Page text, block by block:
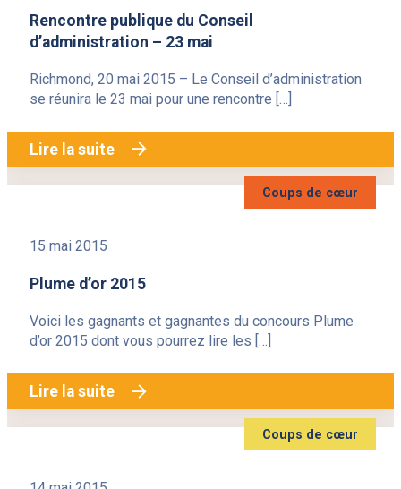
Rencontre publique du Conseil
d’administration – 23 mai
Richmond, 20 mai 2015 – Le Conseil d’administration
se réunira le 23 mai pour une rencontre […]
Lire la suite
Coups de cœur
15 mai 2015
Plume d’or 2015
Voici les gagnants et gagnantes du concours Plume
d’or 2015 dont vous pourrez lire les […]
Lire la suite
Coups de cœur